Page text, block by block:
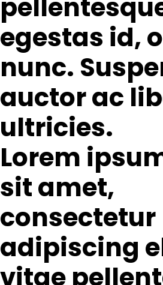
egestas id,
nunc.
auctor ac
ultricies.
Lorem
sit amet,
consectetur
adipiscing
vitae